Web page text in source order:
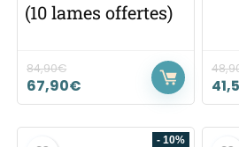
(10 lames offertes)
84,90€
67,90€
- 10%